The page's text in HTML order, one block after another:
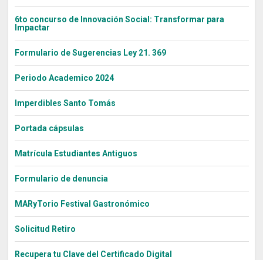
6to concurso de Innovación Social: Transformar para
Impactar
Formulario de Sugerencias Ley 21. 369
Periodo Academico 2024
Imperdibles Santo Tomás
Portada cápsulas
Matrícula Estudiantes Antiguos
Formulario de denuncia
MARyTorio Festival Gastronómico
Solicitud Retiro
Recupera tu Clave del Certificado Digital